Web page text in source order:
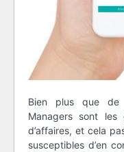
Bien plus que de
Managers sont les
d’affaires, et cela
susceptibles d’en